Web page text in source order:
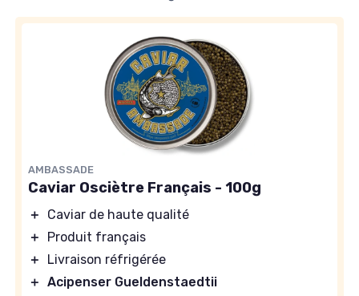
AMBASSADE
Caviar Osciètre Français - 100g
＋
Caviar de haute qualité
＋
Produit français
＋
Livraison réfrigérée
＋ Acipenser Gueldenstaedtii